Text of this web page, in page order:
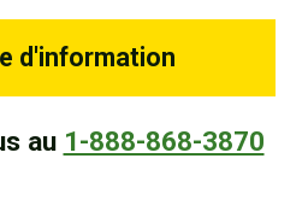
d'information
au 1-888-868-3870